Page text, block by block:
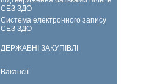
СЕЗ ЗДО
Система електронного запису
СЕЗ ЗДО
ДЕРЖАВНІ ЗАКУПІВЛІ
Вакансії